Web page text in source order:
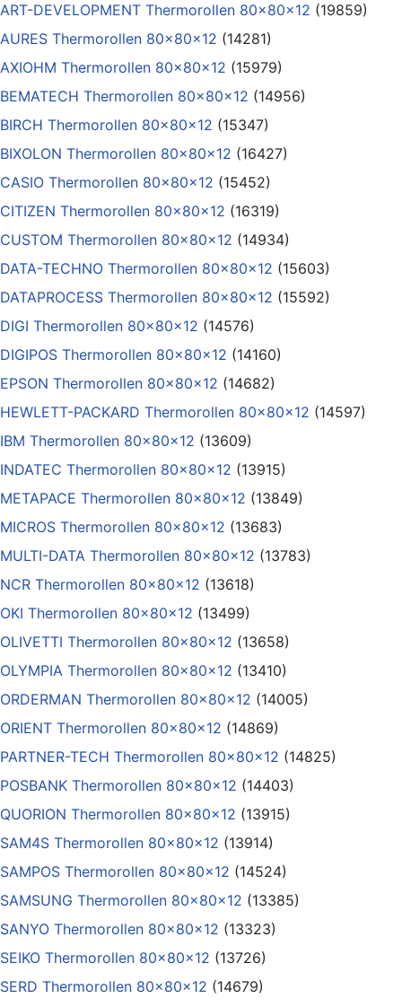
ART-DEVELOPMENT Thermorollen 80x80x12 (19859)
AURES Thermorollen 80x80x12 (14281)
AXIOHM Thermorollen 80x80x12 (15979)
BEMATECH Thermorollen 80x80x12 (14956)
BIRCH Thermorollen 80x80x12 (15347)
BIXOLON Thermorollen 80x80x12 (16427)
CASIO Thermorollen 80x80x12 (15452)
CITIZEN Thermorollen 80x80x12 (16319)
CUSTOM Thermorollen 80x80x12 (14934)
DATA-TECHNO Thermorollen 80x80x12 (15603)
DATAPROCESS Thermorollen 80x80x12 (15592)
DIGI Thermorollen 80x80x12 (14576)
DIGIPOS Thermorollen 80x80x12 (14160)
EPSON Thermorollen 80x80x12 (14682)
HEWLETT-PACKARD Thermorollen 80x80x12 (14597)
IBM Thermorollen 80x80x12 (13609)
INDATEC Thermorollen 80x80x12 (13915)
METAPACE Thermorollen 80x80x12 (13849)
MICROS Thermorollen 80x80x12 (13683)
MULTI-DATA Thermorollen 80x80x12 (13783)
NCR Thermorollen 80x80x12 (13618)
OKI Thermorollen 80x80x12 (13499)
OLIVETTI Thermorollen 80x80x12 (13658)
OLYMPIA Thermorollen 80x80x12 (13410)
ORDERMAN Thermorollen 80x80x12 (14005)
ORIENT Thermorollen 80x80x12 (14869)
PARTNER-TECH Thermorollen 80x80x12 (14825)
POSBANK Thermorollen 80x80x12 (14403)
QUORION Thermorollen 80x80x12 (13915)
SAM4S Thermorollen 80x80x12 (13914)
SAMPOS Thermorollen 80x80x12 (14524)
SAMSUNG Thermorollen 80x80x12 (13385)
SANYO Thermorollen 80x80x12 (13323)
SEIKO Thermorollen 80x80x12 (13726)
SERD Thermorollen 80x80x12 (14679)